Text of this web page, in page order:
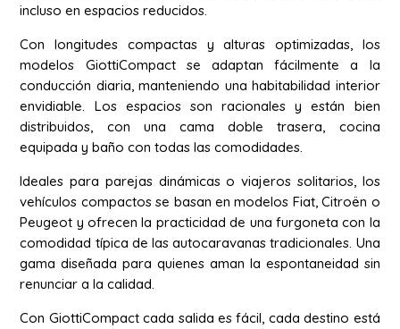
incluso en espacios reducidos.
Con longitudes compactas y alturas optimizadas, los
modelos GiottiCompact se adaptan fácilmente a la
conducción diaria, manteniendo una habitabilidad interior
envidiable. Los espacios son racionales y están bien
distribuidos, con una cama doble trasera, cocina
equipada y baño con todas las comodidades.
Ideales para parejas dinámicas o viajeros solitarios, los
vehículos compactos se basan en modelos Fiat, Citroën o
Peugeot y ofrecen la practicidad de una furgoneta con la
comodidad típica de las autocaravanas tradicionales. Una
gama diseñada para quienes aman la espontaneidad sin
renunciar a la calidad.
Con GiottiCompact cada salida es fácil, cada destino está